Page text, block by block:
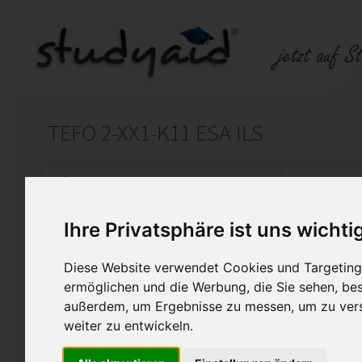
Ihre Privatsphäre ist uns
Diese Website verwendet Cookies und
ermöglichen und die Werbung, die Sie sehen,
außerdem, um Ergebnisse zu messen, um zu
weiter zu entwickeln.
TEFO 2-XX1-K11 ESA ILS
Auf StudyAid.de verkaufen
Startseite Wirtschaft
Textformulierung Teil 2
Ich verkaufe meine
mir selbst erarbeitet und mit
Die Lösungen können gern